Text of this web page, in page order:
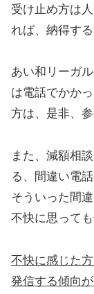
受け止め方は
れば、納得する
あい和リーガ
は電話でかか
方は、是非、
また、減額相
る、間違い電
そういった間
不快に思っても
不快に感じた
発信する傾向が